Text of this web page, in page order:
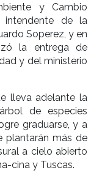
y Cambio
intendente de la
Soperez, y en
la entrega de
y del ministerio
lleva adelante la
de especies
graduarse, y a
plantarán más de
a cielo abierto
cina y Tuscas.